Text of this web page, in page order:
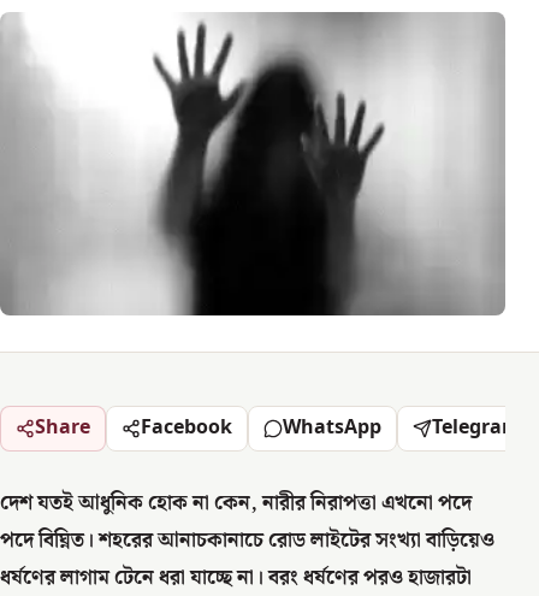
Share Facebook WhatsApp Telegram
দেশ যতই আধুনিক হোক না কেন, নারীর নিরাপত্তা এখনো পদে
পদে বিঘ্নিত। শহরের আনাচকানাচে রোড লাইটের সংখ্যা বাড়িয়েও
ধর্ষণের লাগাম টেনে ধরা যাচ্ছে না। বরং ধর্ষণের পরও হাজারটা